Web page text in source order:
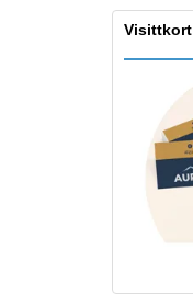
Visittkort